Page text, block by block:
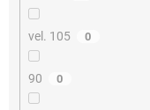
vel. 105 0
90 0